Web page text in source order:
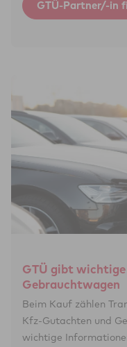
beeinflussenden
beschädigte oder
Mit dem erstellten Kfz-
Fahrzeugs bzw.
GTÜ-Partner/-in
GTÜ gibt
Gebrauchtwagen
Beim Kauf zählen
Kfz-Gutachten und
wichtige